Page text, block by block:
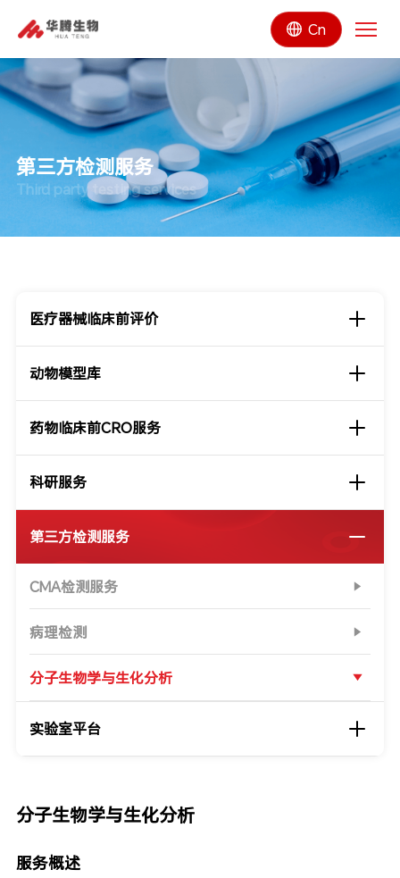
Cn
第三方检测服务
Third party testing services
医疗器械临床前评价
动物模型库
药物临床前CRO服务
科研服务
第三方检测服务
CMA检测服务
病理检测
分子生物学与生化分析
实验室平台
分子生物学与生化分析
服务概述